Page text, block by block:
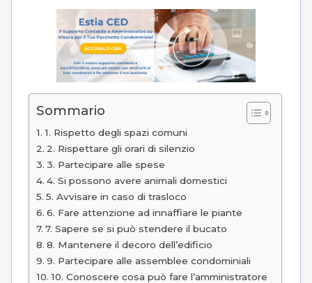
Sommario
1. Rispetto degli spazi comuni
2. Rispettare gli orari di silenzio
3. Partecipare alle spese
4. Si possono avere animali domestici
5. Avvisare in caso di trasloco
6. Fare attenzione ad innaffiare le piante
7. Sapere se si può stendere il bucato
8. Mantenere il decoro dell’edificio
9. Partecipare alle assemblee condominiali
10. Conoscere cosa può fare l’amministratore